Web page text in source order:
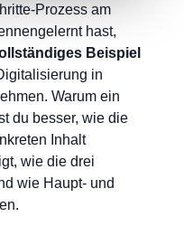
Prozess am
hast,
Beispiel
in
Warum ein
du besser, wie die
Inhalt
wie die drei
wie Haupt- und